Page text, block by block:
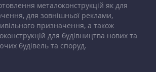
металоконструкцій як для
для зовнішньої реклами,
призначення, а також
для будівництва нових та
будівель та споруд.